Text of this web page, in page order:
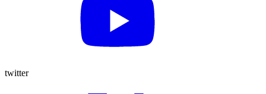
twitter